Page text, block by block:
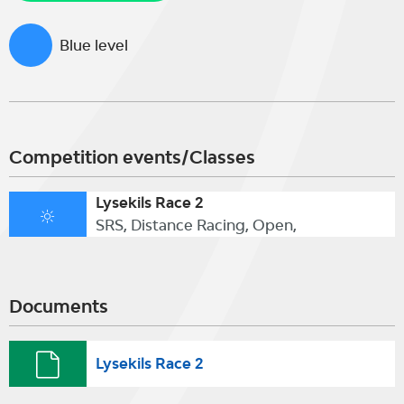
Blue level
Competition events/Classes
Lysekils Race 2
SRS, Distance Racing, Open,
Documents
Lysekils Race 2